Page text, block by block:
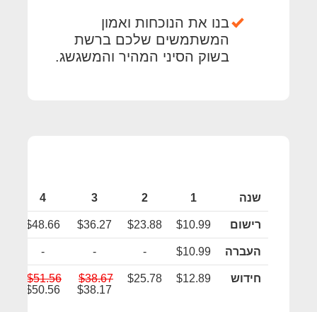
בנו את הנוכחות ואמון
המשתמשים שלכם ברשת
בשוק הסיני המהיר והמשגשג.
שנה 1
2
3
4
רישום
$10.99
$23.88
$36.27
$48.66
העברה $10.99
-
-
-
חידוש $12.89
$25.78
$38.67
$38.17
$51.56
$50.56